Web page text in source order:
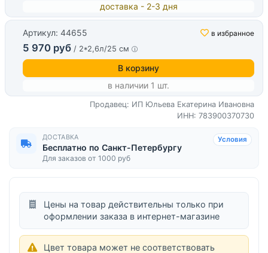
доставка - 2-3 дня
Артикул: 44655 в избранное
5 970 руб / 2*2,6л/25 см
В корзину
в наличии 1 шт.
Продавец: ИП Юльева Екатерина Ивановна
ИНН: 783900370730
ДОСТАВКА
Бесплатно по Санкт-Петербургу
Для заказов от 1000 руб
Условия
Цены на товар действительны только при
оформлении заказа в интернет-магазине
Цвет товара может не соответствовать